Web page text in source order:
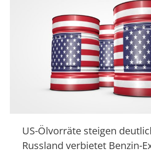
US-Ölvorräte steigen
Russland verbietet Benzin-